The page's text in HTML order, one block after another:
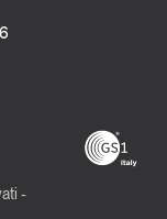
-